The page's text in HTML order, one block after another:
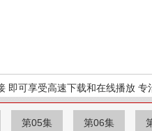
即可享受高速下载和在线播放 专
第05集 第06集